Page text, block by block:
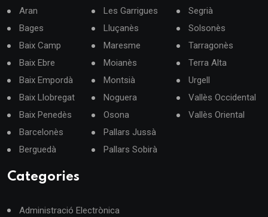
Aran
Bages
Baix Camp
Baix Ebre
Baix Empordà
Baix Llobregat
Baix Penedès
Barcelonès
Berguedà
Les Garrigues
Lluçanès
Maresme
Moianès
Montsià
Noguera
Osona
Pallars Jussà
Pallars Sobirà
Segrià
Solsonès
Tarragonès
Terra Alta
Urgell
Vallès Occidental
Vallès Oriental
Categories
Administració Electrònica